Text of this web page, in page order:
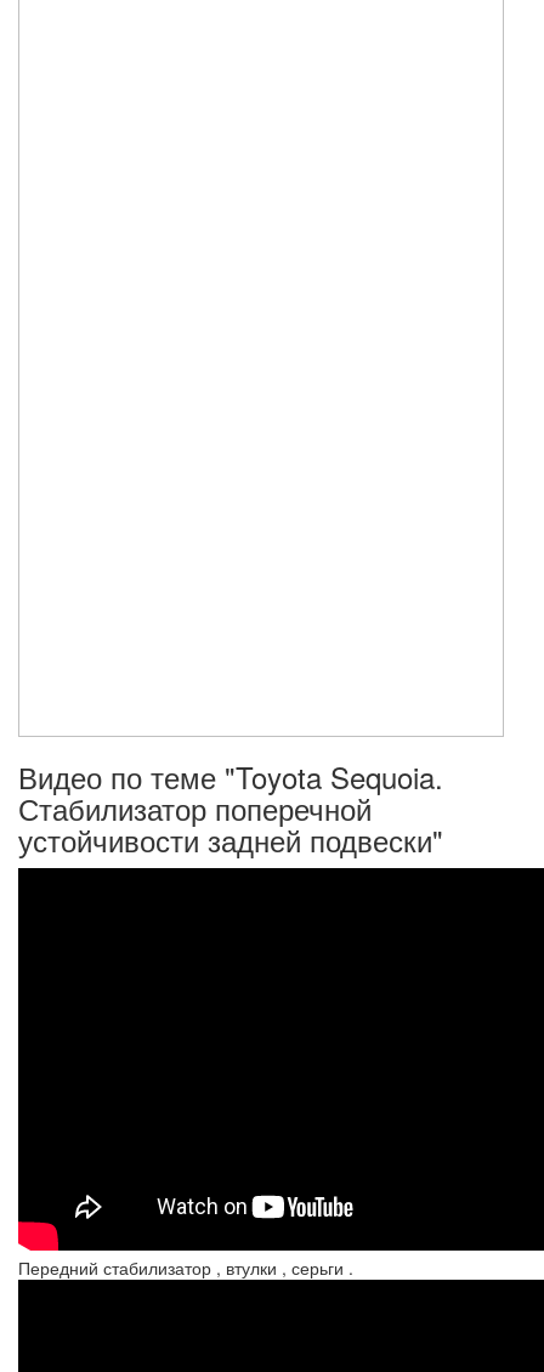
Видео по теме "Toyota Sequoia.
Стабилизатор поперечной
устойчивости задней подвески"
Передний стабилизатор , втулки , серьги .